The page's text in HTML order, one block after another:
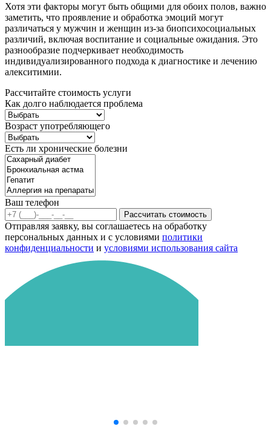
Хотя эти факторы могут быть общими для обоих полов, важно
заметить, что проявление и обработка эмоций могут
различаться у мужчин и женщин из-за биопсихосоциальных
различий, включая воспитание и социальные ожидания. Это
разнообразие подчеркивает необходимость
индивидуализированного подхода к диагностике и лечению
алекситимии.
Рассчитайте стоимость услуги
Как долго наблюдается проблема
Возраст употребляющего
Есть ли хронические болезни
Ваш телефон
Рассчитать стоимость
Отправляя заявку, вы соглашаетесь на обработку
персональных данных и с условиями политики
конфиденциальности и условиями использования сайта